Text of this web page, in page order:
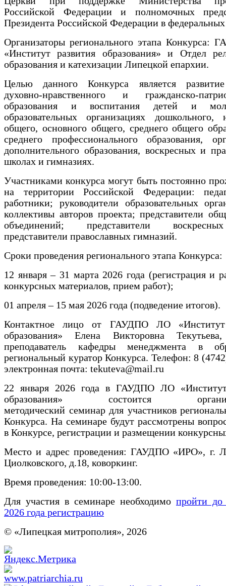
Российской Федерации и полномочных
Президента Российской Федерации в федеральных
Организаторы регионального этапа Конкурса:
«Институт развития образования» и Отдел
образования и катехизации Липецкой епархии.
Целью данного Конкурса является
духовно-нравственного и гражданско-
образования и воспитания детей и
образовательных организациях дошкольного,
общего, основного общего, среднего общего
среднего профессионального образования,
дополнительного образования, воскресных и
школах и гимназиях.
Участниками конкурса могут быть постоянно
на территории Российской Федерации:
работники; руководители образовательных
коллективы авторов проекта; представители
объединений; представители
представители православных гимназий.
Сроки проведения регионального этапа Конкурса:
12 января – 31 марта 2026 года (регистрация и
конкурсных материалов, прием работ);
01 апреля – 15 мая 2026 года (подведение итогов).
Контактное лицо от ГАУДПО ЛО «Институт
образования» Елена Викторовна
преподаватель кафедры менеджмента в
региональный куратор Конкурса. Телефон: 8
электронная почта: tekuteva@mail.ru
22 января 2026 года в ГАУДПО ЛО «Институт
образования» состоится
методический семинар для участников
Конкурса. На семинаре будут рассмотрены
в Конкурсе, регистрации и размещении
Место и адрес проведения: ГАУДПО «ИРО», г.
Циолковского, д.18, коворкинг.
Время проведения: 10:00-13:00.
Для участия в семинаре необходимо пройти до
2026 года регистрацию
© «Липецкая митрополия», 2026